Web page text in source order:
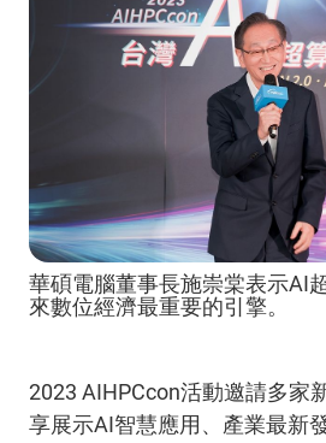
華碩電腦董事長施崇棠表示AI
來數位經濟最重要的引擎。
2023 AIHPCcon活動邀請多家
享展示AI智慧應用、產業最新